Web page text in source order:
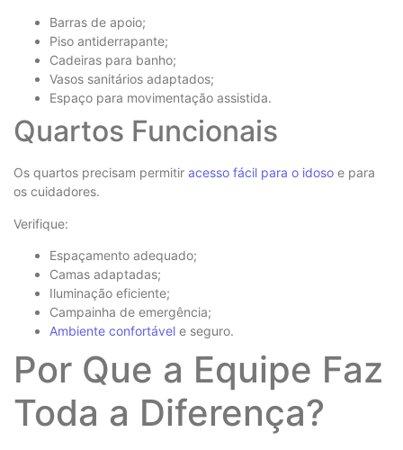
Barras de apoio;
Piso antiderrapante;
Cadeiras para banho;
Vasos sanitários adaptados;
Espaço para movimentação assistida.
Quartos Funcionais
Os quartos precisam permitir acesso fácil para o idoso e para
os cuidadores.
Verifique:
Espaçamento adequado;
Camas adaptadas;
Iluminação eficiente;
Campainha de emergência;
Ambiente confortável e seguro.
Por Que a Equipe Faz
Toda a Diferença?